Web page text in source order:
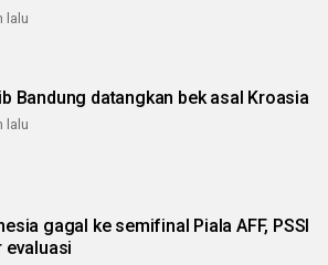
lalu
Bandung datangkan bek asal Kroasia
lalu
gagal ke semifinal Piala AFF, PSSI
evaluasi